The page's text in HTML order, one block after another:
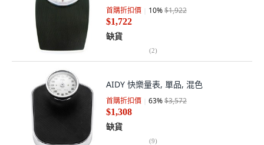
首購折扣價 10%$1,922
$1,722
缺貨
(2)
AIDY 快樂量表, 單品, 混色
首購折扣價 63%$3,572
$1,308
缺貨
(9)